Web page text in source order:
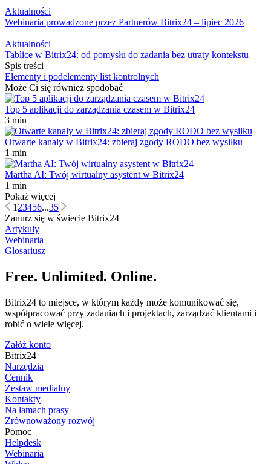
Aktualności
Webinaria prowadzone przez Partnerów Bitrix24 – lipiec 2026
Aktualności
Tablice w Bitrix24: od pomysłu do zadania bez utraty kontekstu
Spis treści
Elementy i podelementy list kontrolnych
Może Ci się również spodobać
Top 5 aplikacji do zarządzania czasem w Bitrix24
3 min
Otwarte kanały w Bitrix24: zbieraj zgody RODO bez wysiłku
1 min
Martha AI: Twój wirtualny asystent w Bitrix24
1 min
Pokaż więcej
1 23456...35
Zanurz się w świecie Bitrix24
Artykuły
Webinaria
Glosariusz
Free. Unlimited. Online.
Bitrix24 to miejsce, w którym każdy może komunikować się,
współpracować przy zadaniach i projektach, zarządzać klientami i
robić o wiele więcej.
Załóż konto
Bitrix24
Narzędzia
Cennik
Zestaw medialny
Kontakty
Na łamach prasy
Zrównoważony rozwój
Pomoc
Helpdesk
Webinaria